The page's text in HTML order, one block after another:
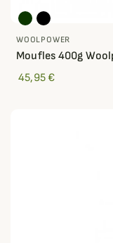
WOOLPOWER
Moufles 400g
45,95 €